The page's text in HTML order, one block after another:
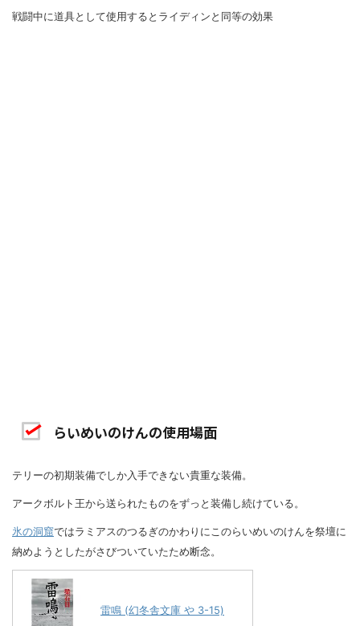
戦闘中に道具として使用するとライディンと同等の効果
らいめいのけんの使用場面
テリーの初期装備でしか入手できない貴重な装備。
アークボルト王から送られたものをずっと装備し続けている。
氷の洞窟ではラミアスのつるぎのかわりにこのらいめいのけんを祭壇に
納めようとしたがさびついていたため断念。
雷鳴 (幻冬舎文庫 や 3-15)